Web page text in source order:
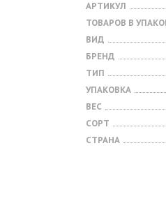
АРТИКУЛ
ТОВАРОВ В
ВИД
БРЕНД
ТИП
УПАКОВКА
ВЕС
СОРТ
СТРАНА